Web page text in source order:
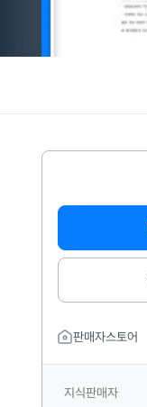
판매자스토어
지식판매자